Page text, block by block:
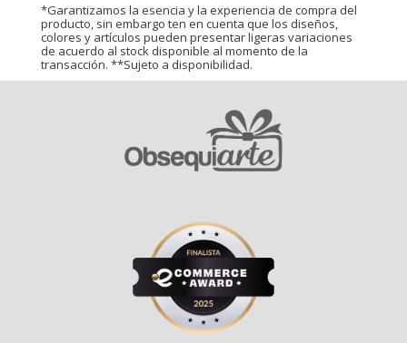
*Garantizamos la esencia y la experiencia de compra del
producto, sin embargo ten en cuenta que los diseños,
colores y artículos pueden presentar ligeras variaciones
de acuerdo al stock disponible al momento de la
transacción. **Sujeto a disponibilidad.